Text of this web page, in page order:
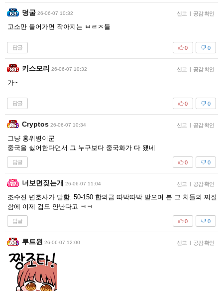
덩굴 26-06-07 10:32 신고 | 공감 확인
고소만 들어가면 작아지는 ㅂㄹㅈ들
답글 0
0
키스모리 26-06-07 10:32 신고 | 공감 확인
가~
답글 0
0
Cryptos 26-06-07 10:34 신고 | 공감 확인
그냥 홍위병이군
중국을 싫어한다면서 그 누구보다 중국화가 다 됐네
답글 0
0
너보면짖는개 26-06-07 11:04 신고 | 공감 확인
조수진 변호사가 말함. 50-150 합의금 따박따박 받으며 본 그 치들의 찌질
함에 이제 겁도 안난다고 ㅋㅋ
답글 0
0
루트원 26-06-07 12:00 신고 | 공감 확인